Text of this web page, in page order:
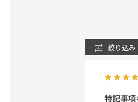
絞り込み
特記事項